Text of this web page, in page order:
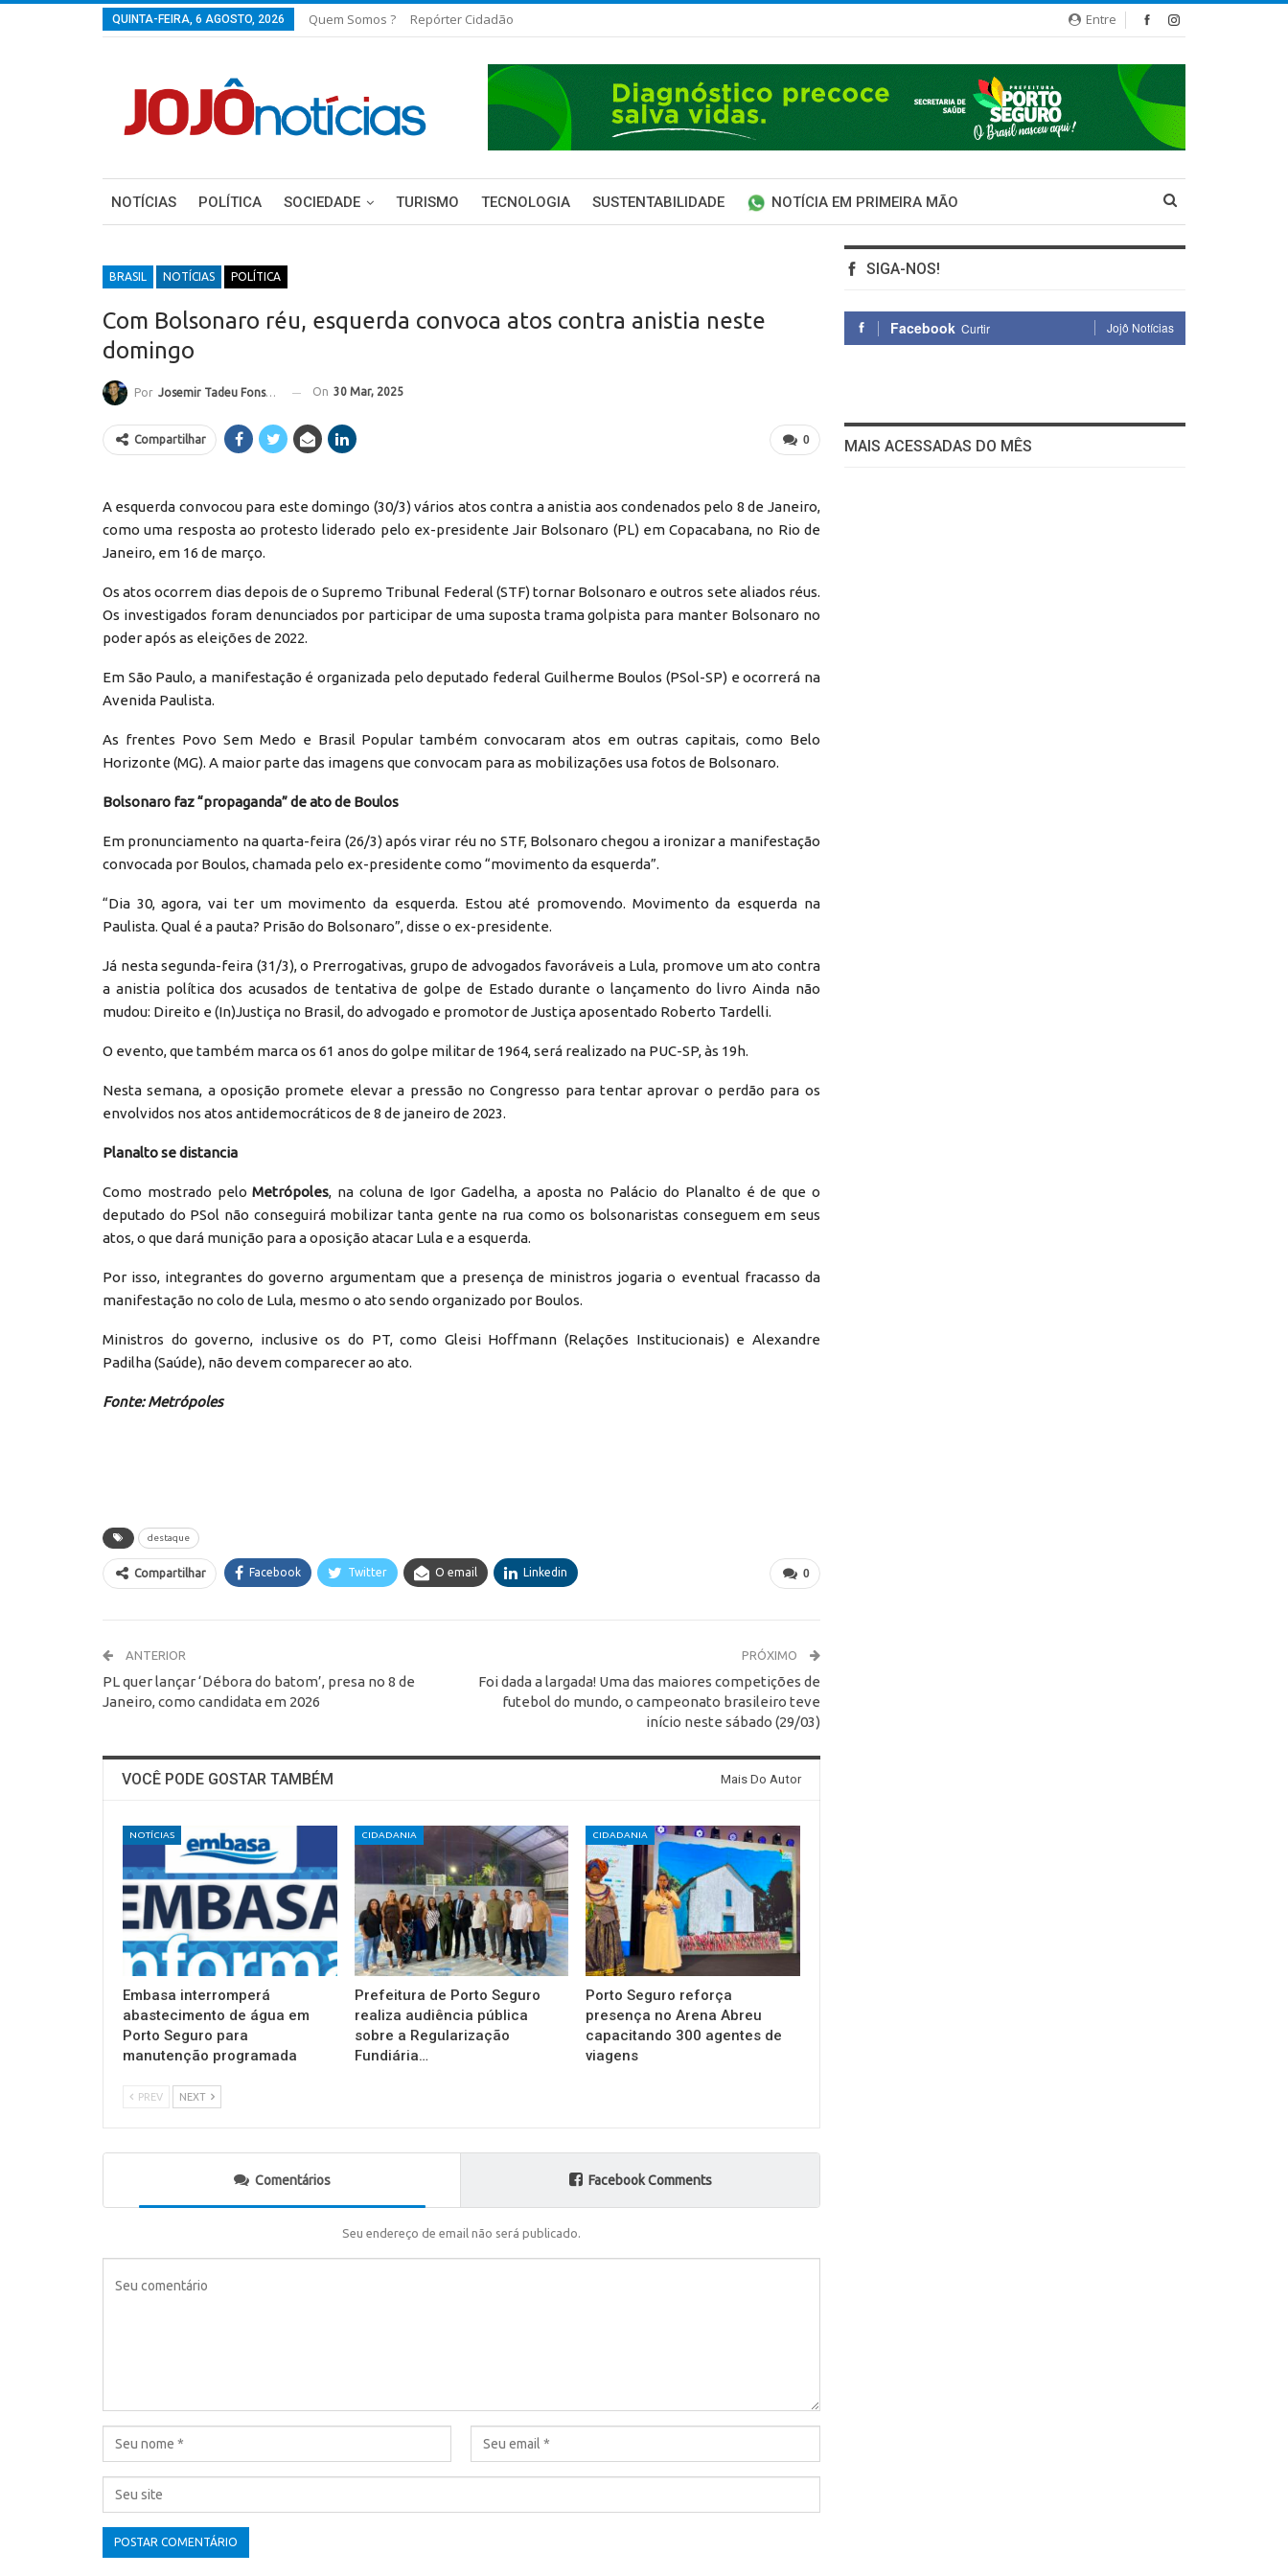
Entre
QUINTA-FEIRA, 6 AGOSTO, 2026 Quem Somos ? Repórter Cidadão
NOTÍCIAS POLÍTICA SOCIEDADE TURISMO TECNOLOGIA SUSTENTABILIDADE NOTÍCIA EM PRIMEIRA MÃO
BRASIL NOTÍCIAS POLÍTICA
Com Bolsonaro réu, esquerda convoca atos contra anistia neste
domingo
Por Josemir Tadeu Fonseca On 30 Mar, 2025
0
Compartilhar
A esquerda convocou para este domingo (30/3) vários atos contra a anistia aos condenados pelo 8 de Janeiro,
como uma resposta ao protesto liderado pelo ex-presidente Jair Bolsonaro (PL) em Copacabana, no Rio de
Janeiro, em 16 de março.
Os atos ocorrem dias depois de o Supremo Tribunal Federal (STF) tornar Bolsonaro e outros sete aliados réus.
Os investigados foram denunciados por participar de uma suposta trama golpista para manter Bolsonaro no
poder após as eleições de 2022.
Em São Paulo, a manifestação é organizada pelo deputado federal Guilherme Boulos (PSol-SP) e ocorrerá na
Avenida Paulista.
As frentes Povo Sem Medo e Brasil Popular também convocaram atos em outras capitais, como Belo
Horizonte (MG). A maior parte das imagens que convocam para as mobilizações usa fotos de Bolsonaro.
Bolsonaro faz “propaganda” de ato de Boulos
Em pronunciamento na quarta-feira (26/3) após virar réu no STF, Bolsonaro chegou a ironizar a manifestação
convocada por Boulos, chamada pelo ex-presidente como “movimento da esquerda”.
“Dia 30, agora, vai ter um movimento da esquerda. Estou até promovendo. Movimento da esquerda na
Paulista. Qual é a pauta? Prisão do Bolsonaro”, disse o ex-presidente.
Já nesta segunda-feira (31/3), o Prerrogativas, grupo de advogados favoráveis a Lula, promove um ato contra
a anistia política dos acusados de tentativa de golpe de Estado durante o lançamento do livro Ainda não
mudou: Direito e (In)Justiça no Brasil, do advogado e promotor de Justiça aposentado Roberto Tardelli.
O evento, que também marca os 61 anos do golpe militar de 1964, será realizado na PUC-SP, às 19h.
Nesta semana, a oposição promete elevar a pressão no Congresso para tentar aprovar o perdão para os
envolvidos nos atos antidemocráticos de 8 de janeiro de 2023.
Planalto se distancia
Como mostrado peloMetrópoles, na coluna de Igor Gadelha, a aposta no Palácio do Planalto é de que o
deputado do PSol não conseguirá mobilizar tanta gente na rua como os bolsonaristas conseguem em seus
atos, o que dará munição para a oposição atacar Lula e a esquerda.
Por isso, integrantes do governo argumentam que a presença de ministros jogaria o eventual fracasso da
manifestação no colo de Lula, mesmo o ato sendo organizado por Boulos.
Ministros do governo, inclusive os do PT, como Gleisi Hoffmann (Relações Institucionais) e Alexandre
Padilha (Saúde), não devem comparecer ao ato.
Fonte: Metrópoles
destaque
0
Compartilhar Facebook Twitter O email Linkedin
ANTERIOR
PL quer lançar ‘Débora do batom’, presa no 8 de
Janeiro, como candidata em 2026
PRÓXIMO
Foi dada a largada! Uma das maiores competições de
futebol do mundo, o campeonato brasileiro teve
início neste sábado (29/03)
VOCÊ PODE GOSTAR TAMBÉM Mais Do Autor
NOTÍCIAS
Embasa interromperá
abastecimento de água em
Porto Seguro para
manutenção programada
CIDADANIA
Prefeitura de Porto Seguro
realiza audiência pública
sobre a Regularização
Fundiária…
CIDADANIA
Porto Seguro reforça
presença no Arena Abreu
capacitando 300 agentes de
viagens
PREV NEXT
Comentários Facebook Comments
Seu endereço de email não será publicado.
SIGA-NOS!
Facebook Curtir Jojô Notícias
MAIS ACESSADAS DO MÊS